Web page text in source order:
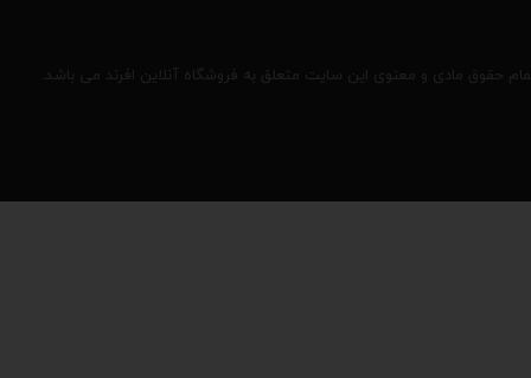
حقوق مادی و معنوی این سایت متعلق به فروشگاه آنلاین افرند می باشد.